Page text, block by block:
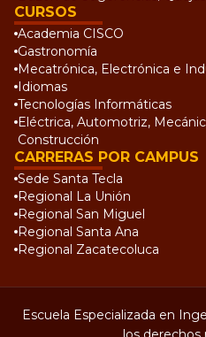
CURSOS
Academia CISCO
Gastronomía
Mecatrónica, Electrónica e
Idiomas
Tecnologías Informáticas
Eléctrica, Automotriz,
Construcción
CARRERAS POR CAMPUS
Sede Santa Tecla
Regional La Unión
Regional San Miguel
Regional Santa Ana
Regional Zacatecoluca
Escuela Especializada en